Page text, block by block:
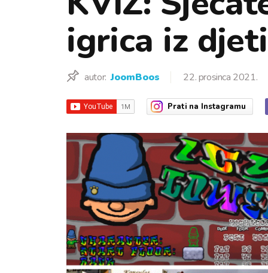
igrica iz
autor: JoomBoos 22. prosinca 2021.
Prati na Instagramu